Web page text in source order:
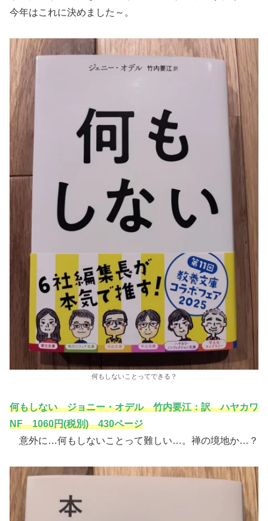
今年はこれに決めました～。
何もしないことってできる？
何もしない ジョニー・オデル 竹内要江：訳 ハヤカワ
NF 1060円(税別) 430ページ
意外に…何もしないことって難しい…。禅の境地か…？